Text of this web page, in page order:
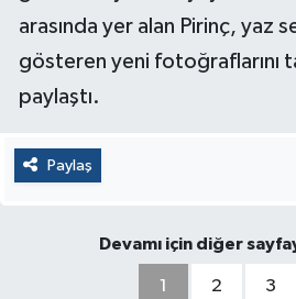
arasında yer alan Pirinç, yaz
gösteren yeni fotoğraflarını
paylaştı.
Paylaş
Devamı için diğer
1 2 3